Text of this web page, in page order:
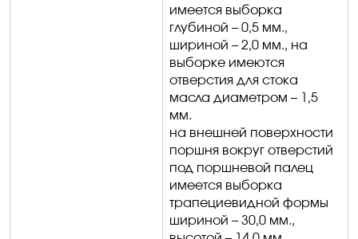
имеется выборка
глубиной – 0,5 мм.,
шириной – 2,0 мм., на
выборке имеются
отверстия для стока
масла диаметром – 1,5
мм.
на внешней поверхности
поршня вокруг отверстий
под поршневой палец
имеется выборка
трапециевидной формы
шириной – 30,0 мм.,